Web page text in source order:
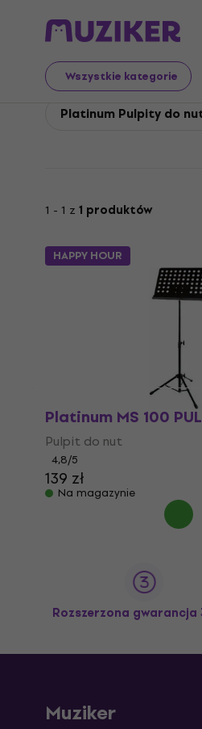
Wszystkie kategorie
Platinum Instrumenty dęte
Platinum
Platinum Pulpity do
1 - 1 z 1 produktów
HAPPY HOUR
Platinum MS 100
Pulpit do nut
4,8/5
139 zł
Na magazynie
Rozszerzona
Muziker